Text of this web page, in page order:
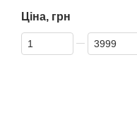
Ціна, грн
Від Ціна, грн
До Ціна, грн